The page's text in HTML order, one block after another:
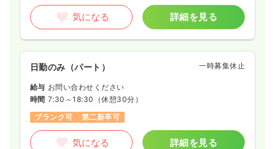
気になる 詳細を見る
時間 8:30～17:00 （休憩60分）
気になる 詳細を見る
気になる 詳細を見る
日勤のみ（パート） 一時募集休止
給与 お問い合わせください
時間 7:30～18:30 （休憩30分）
ブランク可
第二新卒可
気になる 詳細を見る